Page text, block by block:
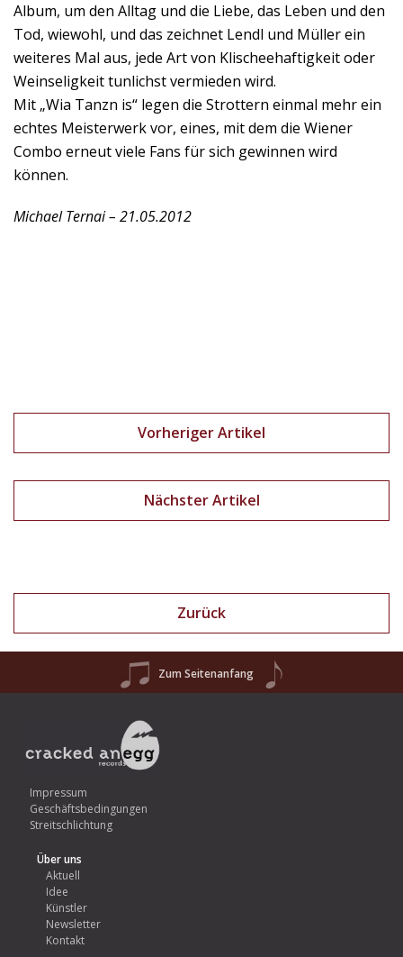
Album, um den Alltag und die Liebe, das Leben und den
Tod, wiewohl, und das zeichnet Lendl und Müller ein
weiteres Mal aus, jede Art von Klischeehaftigkeit oder
Weinseligkeit tunlichst vermieden wird.
Mit „Wia Tanzn is“ legen die Strottern einmal mehr ein
echtes Meisterwerk vor, eines, mit dem die Wiener
Combo erneut viele Fans für sich gewinnen wird
können.
Michael Ternai – 21.05.2012
Vorheriger Artikel
Nächster Artikel
Zurück
Zum Seitenanfang
Impressum
Geschäftsbedingungen
Streitschlichtung
Über uns
Aktuell
Idee
Künstler
Newsletter
Kontakt